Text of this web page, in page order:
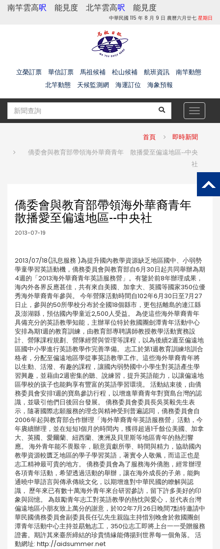
南竿雲高呎 能見度 北竿雲高呎 能見度
中華民國 115 年 8 月 9 日 農曆六月廿七 星期日
立榮訂票 華信訂票 馬祖候補 松山候補 航班資訊
南竿動態
北竿動態
天候監測網 海運訂位 海象預報
Toggle
首頁 即時新聞
僑委會與教育部帶領海外華裔青年 散播愛至偏遠地區--中央
社
僑委會與教育部帶領海外華裔青年
散播愛至偏遠地區--中央社
2013-07-19
2013/07/18(訊息服務 )為提升國內教學資源缺乏地區國中、小弱勢
學童學習英語動機，僑務委員會與教育部自6月30日起共同舉辦為期
4週的「2013海外華裔青年英語服務營」。有鑒於前8年辦理成果，
海內外各界反應甚佳，共有來自美國、加拿大、英國等國家350位優
秀海外華裔青年參與。 今年營隊活動時間自102年6月30日至7月27
日止，參與的50所學校分布於全國18個縣市，更包括離島的連江縣
及澎湖縣，預估國內學童近2,500人受益。 為使這些海外華裔青年
具備充分的英語教學知能，主辦單位特於救國團劍潭青年活動中心
安排為期1週的教育訓練，由教育部專聘講師教授教學活動實務設
計、營隊課程規劃、營隊經營與管理等課程，以為後續2週至偏遠地
區國中小學進行英語教學作完善準備。 志工於第1週教育訓練培訓合
格者，分配至偏遠地區學從事英語教學工作。這些海外華裔青年將
以生動、活潑、有趣的課程，讓國內弱勢國中小學生對英語產生學
習興趣，並藉由2週密集的聽、說練習，提升英語能力，以讓偏遠地
區學校的孩子也能夠享有豐富的英語學習環境。 活動結束後，由僑
務委員會安排1週的寶島參訪行程，以增進華裔青年對寶島台灣的認
識，並吸引他們日後回台發展。 僑務委員會委員長吳英毅先生表
示，隨著國際志願服務的理念與精神受到普遍認同，僑務委員會自
2006年起與教育部合作辦理「海外華裔青年英語服務營」活動，今
年賡續辦理，並在短短1個月的時間內，獲得超過1千餘位美國、加拿
大、英國、愛爾蘭、紐西蘭、澳洲及貝里斯等地區青年的熱烈響
應。 海外青年能不畏艱辛，願意貢獻所學、時間與精力，協助國內
教學資源較匱乏地區的學子學習英語，著實令人敬佩，而這正也是
志工精神最可貴的地方。 僑務委員會為了服務海外僑胞，經常辦理
各項青年活動，希望透過活動的舉辦，讓在海外成長的子弟，能夠
通曉中華語言與傳承傳統文化，以期增進對中華民國的瞭解與認
識， 歷年來已有數十萬海外青年來台研習參訪，留下許多美好的印
象與回憶。 為鼓勵青年志工對英語教學的熱忱與愛心，並代表台灣
偏遠地區小朋友致上萬分的謝意，於102年7月26日晚間7點特邀請中
華民國僑務委員會副委員長任弘先生親臨主持惜別晚會於救國團劍
潭青年活動中心主持並勗勉志工，350位志工即將上台一一受贈服務
證書。期許其來臺所締結的珍貴情緣能傳揚到世界每一個角落。 活
動網址: http://aidsummer.net